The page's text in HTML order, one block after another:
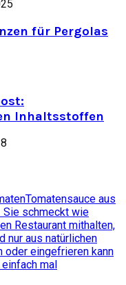
für Pergolas
Inhaltsstoffen
Tomatensauce aus
Sie schmeckt wie
Restaurant mithalten,
nur aus natürlichen
oder eingefrieren kann
mal